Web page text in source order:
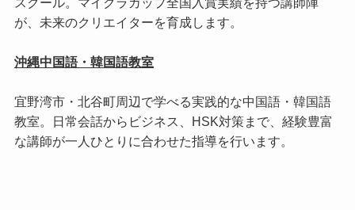
が、未来のクリエイターを育成します。
沖縄中国語・韓国語教室
宜野湾市・北谷町周辺で学べる実践的な中国語・韓国語
教室。日常会話からビジネス、HSK対策まで、経験豊富
な講師が一人ひとりに合わせた指導を行います。